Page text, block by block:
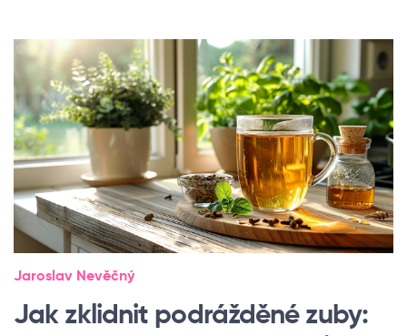
Jaroslav Nevěčný
Jak zklidnit podrážděné zuby: